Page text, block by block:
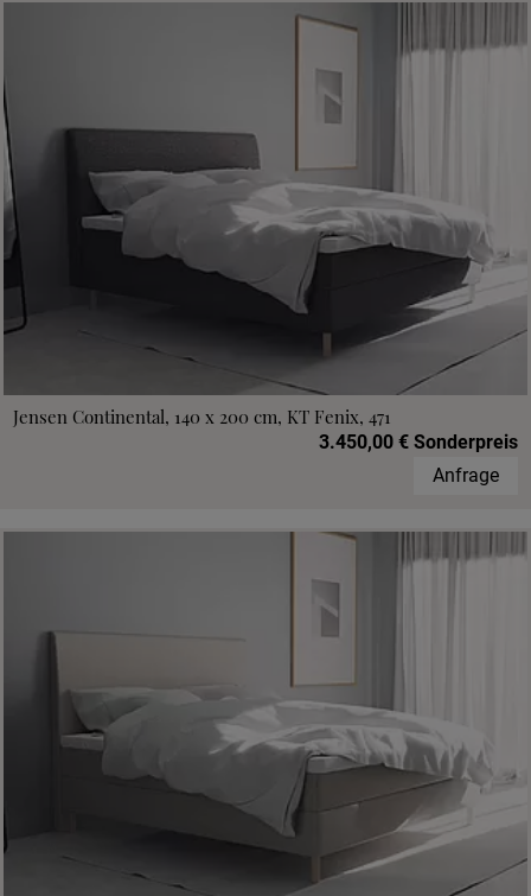
Jensen Continental, 140 x 200 cm, KT Fenix, 471
3.450,00 € Sonderpreis
Anfrage